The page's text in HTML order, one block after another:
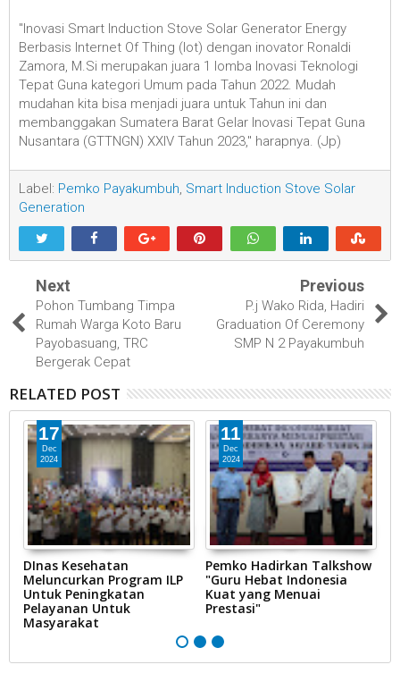
"Inovasi Smart Induction Stove Solar Generator Energy
Berbasis Internet Of Thing (Iot) dengan inovator Ronaldi
Zamora, M.Si merupakan juara 1 lomba Inovasi Teknologi
Tepat Guna kategori Umum pada Tahun 2022. Mudah
mudahan kita bisa menjadi juara untuk Tahun ini dan
membanggakan Sumatera Barat Gelar Inovasi Tepat Guna
Nusantara (GTTNGN) XXIV Tahun 2023," harapnya. (Jp)
Label: Pemko Payakumbuh Smart Induction Stove Solar
Generation
Next
Pohon Tumbang Timpa
Rumah Warga Koto Baru
Payobasuang, TRC
Bergerak Cepat
Previous
P.j Wako Rida, Hadiri
Graduation Of Ceremony
SMP N 2 Payakumbuh
RELATED POST
17
Dec
2024
DInas Kesehatan
Meluncurkan Program ILP
Untuk Peningkatan
Pelayanan Untuk
Masyarakat
11
Dec
2024
Pemko Hadirkan Talkshow
"Guru Hebat Indonesia
Kuat yang Menuai
Prestasi"